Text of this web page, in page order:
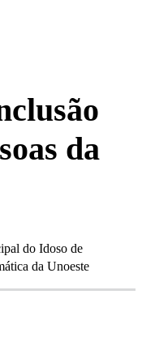
da
do Idoso de
da Unoeste